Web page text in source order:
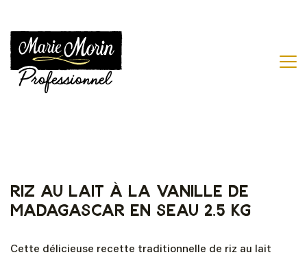
Riz au lait à la vanille de
Madagascar en seau 2.5 kg
Cette délicieuse recette traditionnelle de riz au lait